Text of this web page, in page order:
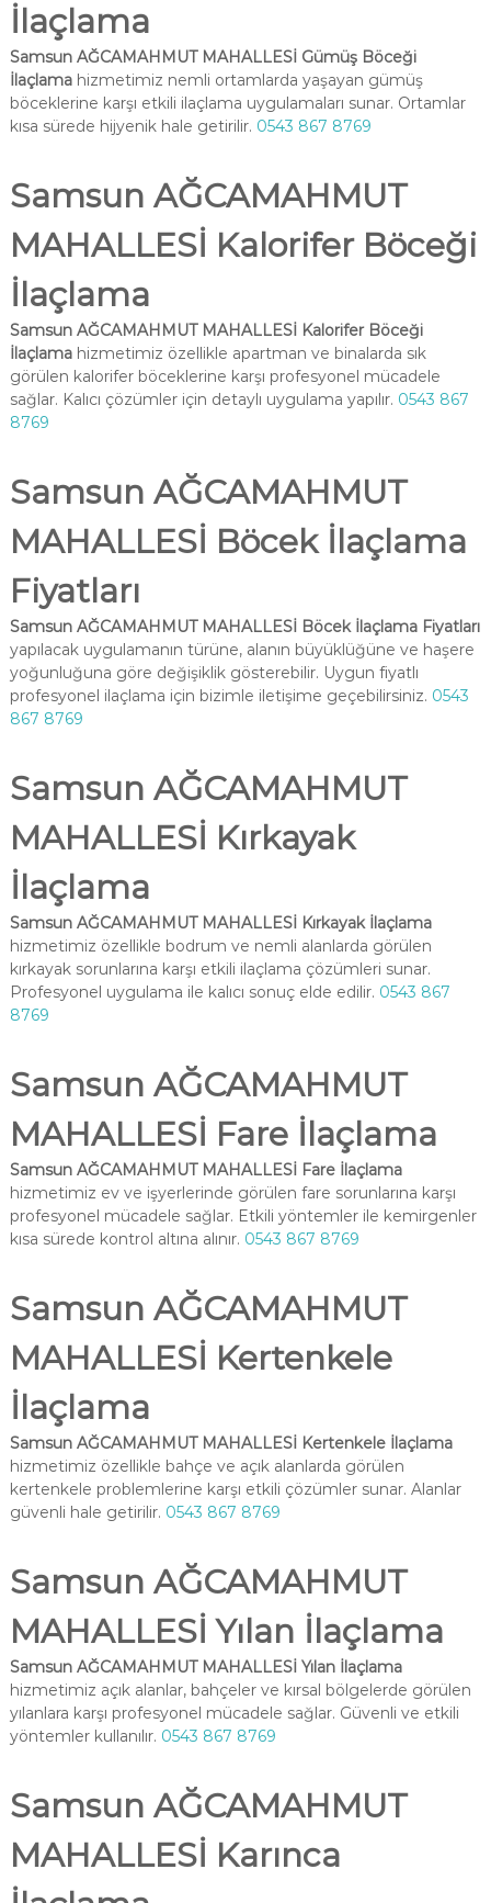
İlaçlama
Samsun AĞCAMAHMUT MAHALLESİ Gümüş Böceği
İlaçlamahizmetimiz nemli ortamlarda yaşayan gümüş
böceklerine karşı etkili ilaçlama uygulamaları sunar. Ortamlar
kısa sürede hijyenik hale getirilir. 0543 867 8769
Samsun AĞCAMAHMUT
MAHALLESİ Kalorifer Böceği
İlaçlama
Samsun AĞCAMAHMUT MAHALLESİ Kalorifer Böceği
İlaçlamahizmetimiz özellikle apartman ve binalarda sık
görülen kalorifer böceklerine karşı profesyonel mücadele
sağlar. Kalıcı çözümler için detaylı uygulama yapılır. 0543 867
8769
Samsun AĞCAMAHMUT
MAHALLESİ Böcek İlaçlama
Fiyatları
Samsun AĞCAMAHMUT MAHALLESİ Böcek İlaçlama Fiyatları
yapılacak uygulamanın türüne, alanın büyüklüğüne ve haşere
yoğunluğuna göre değişiklik gösterebilir. Uygun fiyatlı
profesyonel ilaçlama için bizimle iletişime geçebilirsiniz. 0543
867 8769
Samsun AĞCAMAHMUT
MAHALLESİ Kırkayak
İlaçlama
Samsun AĞCAMAHMUT MAHALLESİ Kırkayak İlaçlama
hizmetimiz özellikle bodrum ve nemli alanlarda görülen
kırkayak sorunlarına karşı etkili ilaçlama çözümleri sunar.
Profesyonel uygulama ile kalıcı sonuç elde edilir. 0543 867
8769
Samsun AĞCAMAHMUT
MAHALLESİ Fare İlaçlama
Samsun AĞCAMAHMUT MAHALLESİ Fare İlaçlama
hizmetimiz ev ve işyerlerinde görülen fare sorunlarına karşı
profesyonel mücadele sağlar. Etkili yöntemler ile kemirgenler
kısa sürede kontrol altına alınır. 0543 867 8769
Samsun AĞCAMAHMUT
MAHALLESİ Kertenkele
İlaçlama
Samsun AĞCAMAHMUT MAHALLESİ Kertenkele İlaçlama
hizmetimiz özellikle bahçe ve açık alanlarda görülen
kertenkele problemlerine karşı etkili çözümler sunar. Alanlar
güvenli hale getirilir. 0543 867 8769
Samsun AĞCAMAHMUT
MAHALLESİ Yılan İlaçlama
Samsun AĞCAMAHMUT MAHALLESİ Yılan İlaçlama
hizmetimiz açık alanlar, bahçeler ve kırsal bölgelerde görülen
yılanlara karşı profesyonel mücadele sağlar. Güvenli ve etkili
yöntemler kullanılır. 0543 867 8769
Samsun AĞCAMAHMUT
MAHALLESİ Karınca